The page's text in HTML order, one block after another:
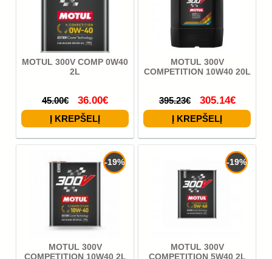
MOTUL 300V COMP 0W40
2L
45.00€ 36.00€
MOTUL 300V
COMPETITION 10W40 20L
395.23€ 305.14€
-19%
MOTUL 300V
COMPETITION 10W40 2L
-19%
MOTUL 300V
COMPETITION 5W40 2L